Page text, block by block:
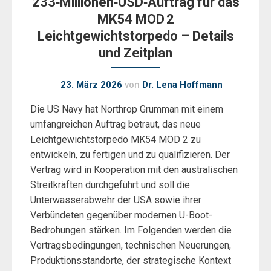
MK54 MOD 2
Leichtgewichtstorpedo – Details
und Zeitplan
23. März 2026 von Dr. Lena Hoffmann
Die US Navy hat Northrop Grumman mit einem
umfangreichen Auftrag betraut, das neue
Leichtgewichtstorpedo MK54 MOD 2 zu
entwickeln, zu fertigen und zu qualifizieren. Der
Vertrag wird in Kooperation mit den australischen
Streitkräften durchgeführt und soll die
Unterwasserabwehr der USA sowie ihrer
Verbündeten gegenüber modernen U-Boot-
Bedrohungen stärken. Im Folgenden werden die
Vertragsbedingungen, technischen Neuerungen,
Produktionsstandorte, der strategische Kontext